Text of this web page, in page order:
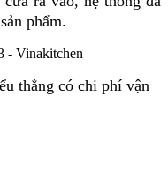
phẩm.
thẳng có chi phí vận